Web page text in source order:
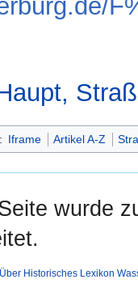
: Iframe Artikel A-Z
wurde
Über Historisches Lexikon